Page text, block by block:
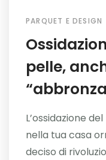
PARQUET E DESIGN
pelle,
L’ossidazione
nella tua casa
deciso di